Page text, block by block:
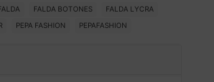
FALDA BOTONES
FALDA LYCRA
PEPA FASHION PEPAFASHION